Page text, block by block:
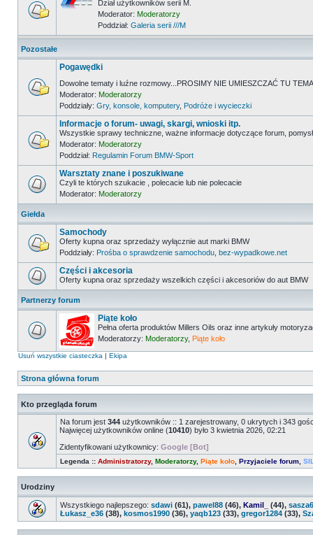
Dział użytkowników serii M.
Moderator: Moderatorzy
Poddział: Galeria serii ///M
Pozostałe
Pogawędki
Dowolne tematy i luźne rozmowy...PROSIMY NIE UMIESZCZAĆ TU
Moderator: Moderatorzy
Poddziały: Gry, konsole, komputery, Podróże i wycieczki
Informacje o forum- uwagi, skargi, wnioski itp.
Wszystkie sprawy techniczne, ważne informacje dotyczące forum,
Moderator: Moderatorzy
Poddział: Regulamin Forum BMW-Sport
Warsztaty znane i poszukiwane
Czyli te których szukacie , polecacie lub nie polecacie
Moderator: Moderatorzy
Giełda
Samochody
Oferty kupna oraz sprzedaży wyłącznie aut marki BMW
Poddziały: Prośba o sprawdzenie samochodu bez-wypadkowe.net
Części i akcesoria
Oferty kupna oraz sprzedaży wszelkich części i akcesoriów do aut BMW
Partnerzy forum
Piąte koło
Pełna oferta produktów Millers Oils oraz inne artykuły
Moderatorzy: Moderatorzy, Piąte koło
Usuń wszystkie ciasteczka | Ekipa
Strona główna forum
Kto przegląda forum
Na forum jest 344 użytkowników :: 1 zarejestrowany, 0 ukrytych i 343
Najwięcej użytkowników online (10410) było 3 kwietnia 2026, 02:21
Zidentyfikowani użytkownicy: Google [Bot]
Legenda :: Administratorzy, Moderatorzy, Piąte koło Przyjaciele forum
Urodziny
Wszystkiego najlepszego: sdawi (61), pawel88 (46), Kamil_ (44),
Łukasz_e36 (38), kosmos1990 (36), yaqb123 (33), gregor1284 (33),